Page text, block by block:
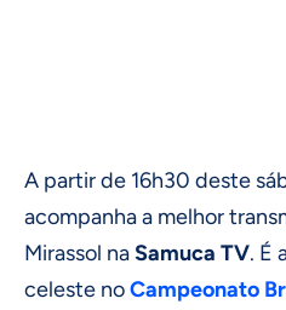
A partir de 16h30 deste
acompanha a melhor
Mirassol naSamuca TV. É
celeste noCampeonato